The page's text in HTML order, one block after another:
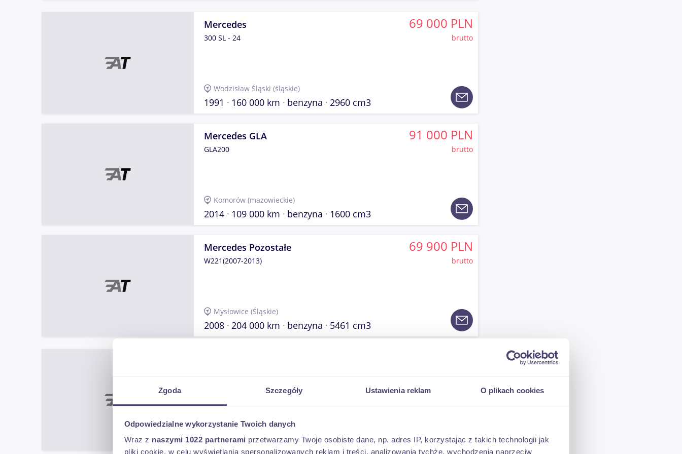
Zgoda Szczegóły Ustawienia reklam O plikach cookies
Odpowiedzialne wykorzystanie Twoich danych
Wraz z naszymi 1022 partnerami przetwarzamy Twoje osobiste dane, np. adres IP, korzystając z takich technologii jak
pliki cookie, w celu wyświetlania spersonalizowanych reklam i treści, analizowania tychże, wychodzenia naprzeciw
Mercedes
300 SL - 24
69 000 PLN
brutto
Wodzisław Śląski (śląskie)
1991 160 000 km benzyna 2960 cm3
Mercedes GLA
GLA200
91 000 PLN
brutto
Komorów (mazowieckie)
2014 109 000 km benzyna 1600 cm3
Mercedes Pozostałe
W221(2007-2013)
69 900 PLN
brutto
Mysłowice (Śląskie)
2008 204 000 km benzyna 5461 cm3
Warszawa (Mazowieckie)
2020 218 000 km diesel 2925 cm3